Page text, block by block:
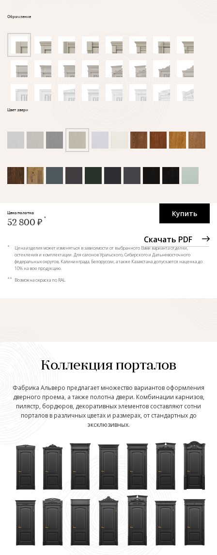
Обрамление
Цвет двери
Купить
Скачать PDF
Цена полотна:
52 800 ₽
*
Цена изделия может изменяться в зависимости от выбранного Вами варианта отделки,
остекления и комплектации. Для салонов Уральского, Сибирского и Дальневосточного
федеральных округов, Калининграда, Белоруссии, а также Казахстана допускается наценка до
10% на всю продукцию.
** Возможна окраска по RAL
Коллекция порталов
Фабрика Альверо предлагает множество вариантов оформления
дверного проема, а также полотна двери. Комбинации карнизов,
пилястр, бордюров, декоративных элементов составляют сотни
порталов в различных цветах и размерах, от стандартных до
эксклюзивных.